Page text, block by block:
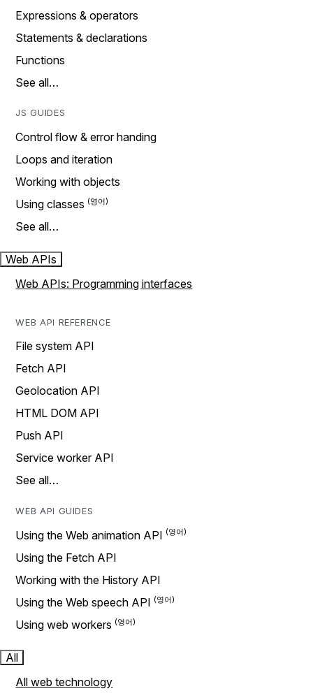
Expressions & operators
Statements & declarations
Functions
See all…
JS GUIDES
Control flow & error handing
Loops and iteration
Working with objects
Using classes
See all…
Web APIs
Web APIs: Programming interfaces
WEB API REFERENCE
File system API
Fetch API
Geolocation API
HTML DOM API
Push API
Service worker API
See all…
WEB API GUIDES
Using the Web animation API
Using the Fetch API
Working with the History API
Using the Web speech API
Using web workers
All
All web technology